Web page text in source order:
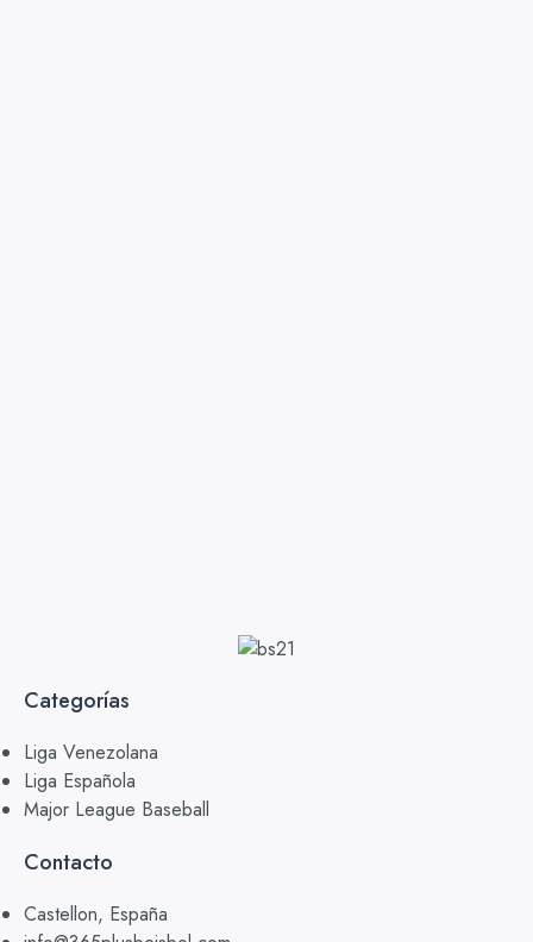
Categorías
Liga Venezolana
Liga Española
Major League Baseball
Contacto
Castellon, España